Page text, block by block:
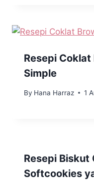
Resepi
Simple
By Hana Harraz 1
Resepi Biskut
Softcookies